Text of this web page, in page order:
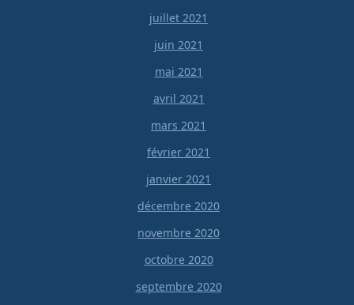
juillet 2021
juin 2021
mai 2021
avril 2021
mars 2021
février 2021
janvier 2021
décembre 2020
novembre 2020
octobre 2020
septembre 2020